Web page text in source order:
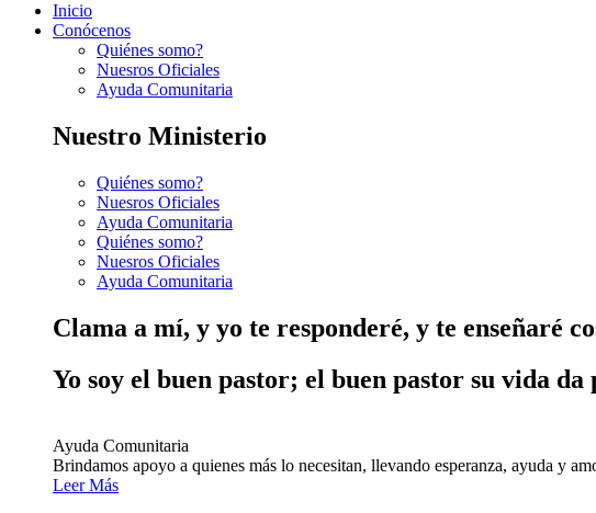
Inicio
Conócenos
Quiénes somo?
Nuesros Oficiales
Ayuda Comunitaria
Nuestro Ministerio
Quiénes somo?
Nuesros Oficiales
Ayuda Comunitaria
Quiénes somo?
Nuesros Oficiales
Ayuda Comunitaria
Clama a mí, y yo te responderé, y te enseñaré
Yo soy el buen pastor; el buen pastor su vida da
Ayuda Comunitaria
Brindamos apoyo a quienes más lo necesitan, llevando esperanza, ayuda y
Leer Más